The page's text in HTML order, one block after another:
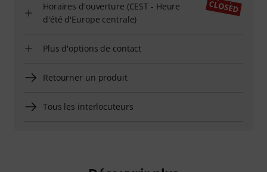
Horaires d'ouverture (CEST - Heure
d'été d'Europe centrale)
Plus d'options de contact
Retourner un produit
Tous les interlocuteurs